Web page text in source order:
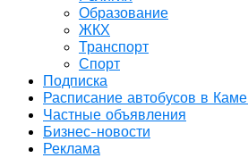
Образование
ЖКХ
Транспорт
Спорт
Подписка
Расписание автобусов в
Частные объявления
Бизнес-новости
Реклама